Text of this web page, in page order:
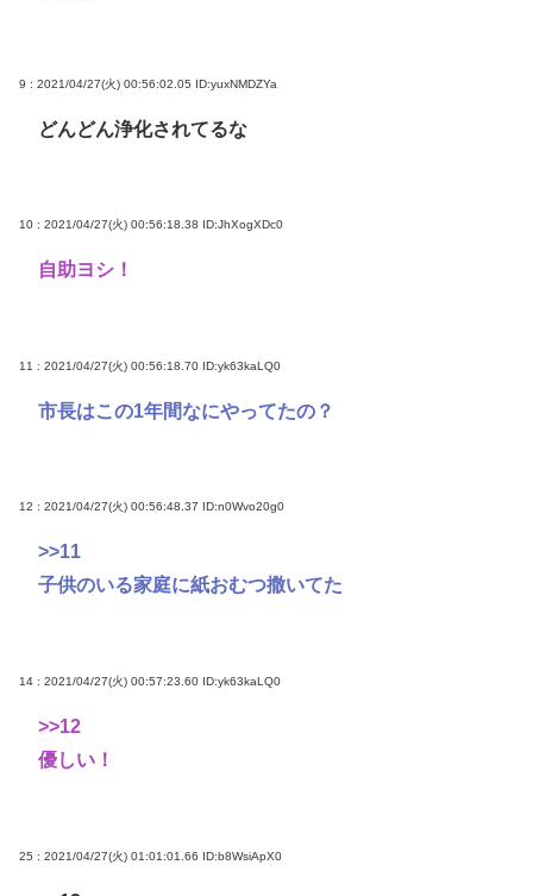
9 : 2021/04/27(火) 00:56:02.05 ID:yuxNMDZYa
どんどん浄化されてるな
10 : 2021/04/27(火) 00:56:18.38 ID:JhXogXDc0
自助ヨシ！
11 : 2021/04/27(火) 00:56:18.70 ID:yk63kaLQ0
市長はこの1年間なにやってたの？
12 : 2021/04/27(火) 00:56:48.37 ID:n0Wvo20g0
>>11
子供のいる家庭に紙おむつ撒いてた
14 : 2021/04/27(火) 00:57:23.60 ID:yk63kaLQ0
>>12
優しい！
25 : 2021/04/27(火) 01:01:01.66 ID:b8WsiApX0